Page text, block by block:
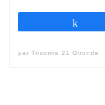
par Trisomie 21 Gironde